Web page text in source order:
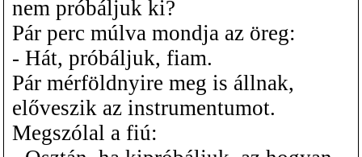
nem próbáljuk ki?
Pár perc múlva mondja az öreg:
- Hát, próbáljuk, fiam.
Pár mérföldnyire meg is állnak,
előveszik az instrumentumot.
Megszólal a fiú: